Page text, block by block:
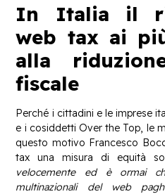
In Italia il
web tax ai
alla
fiscale
Perché i cittadini e le imprese
e i cosiddetti Over the Top, le
questo motivo Francesco
tax una misura di equità
velocemente ed è ormai
multinazionali del web